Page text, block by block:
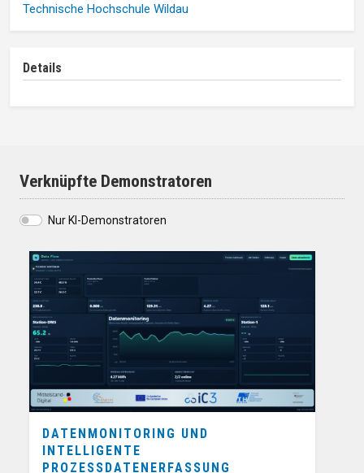
Technische Hochschule Wildau
Details
Verknüpfte Demonstratoren
Nur KI-Demonstratoren
DATENMONITORING UND
INTELLIGENTE
PROZESSDATENERFASSUNG